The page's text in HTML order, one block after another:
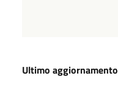
Ultimo aggiornamento